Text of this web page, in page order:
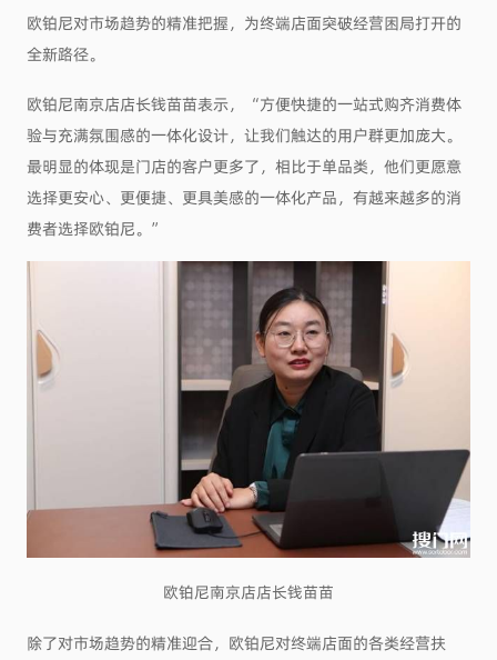
欧铂尼对市场趋势的精准把握，为终端店面突破经营困局打开的
全新路径。
欧铂尼南京店店长钱苗苗表示，“方便快捷的一站式购齐消费体
验与充满氛围感的一体化设计，让我们触达的用户群更加庞大。
最明显的体现是门店的客户更多了，相比于单品类，他们更愿意
选择更安心、更便捷、更具美感的一体化产品，有越来越多的消
费者选择欧铂尼。”
欧铂尼南京店店长钱苗苗
除了对市场趋势的精准迎合，欧铂尼对终端店面的各类经营扶